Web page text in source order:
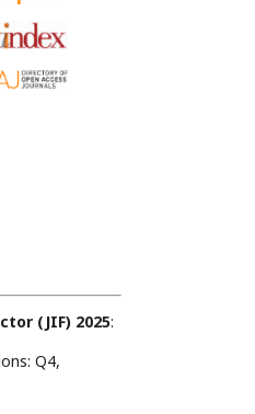
(JIF) 2025:
Q4,